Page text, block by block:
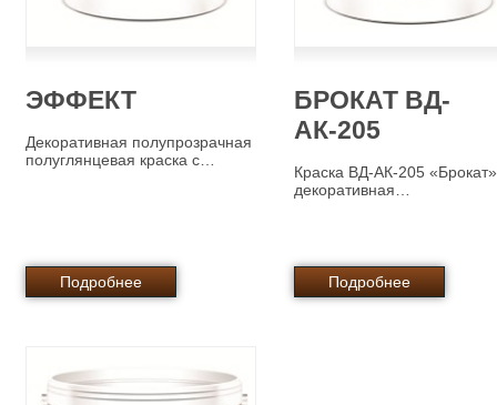
ЭФФЕКТ
Декоративная полупрозрачная
полуглянцевая краска с…
БРОКАТ ВД-
АК-205
Краска ВД-АК-205
декоративная…
Подробнее Подробнее